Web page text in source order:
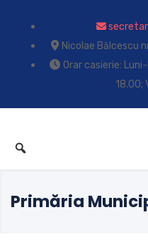
Nicolae Bălcescu
Orar casierie:
18.00;
Primăria